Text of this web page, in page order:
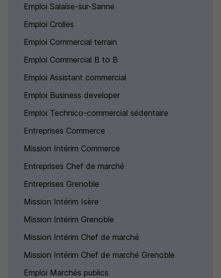
Emploi Salaise-sur-Sanne
Emploi Crolles
Emploi Commercial terrain
Emploi Commercial B to B
Emploi Assistant commercial
Emploi Business developer
Emploi Technico-commercial sédentaire
Entreprises Commerce
Mission Intérim Commerce
Entreprises Chef de marché
Entreprises Grenoble
Mission Intérim Isère
Mission Intérim Grenoble
Mission Intérim Chef de marché
Mission Intérim Chef de marché Grenoble
Emploi Marchés publics